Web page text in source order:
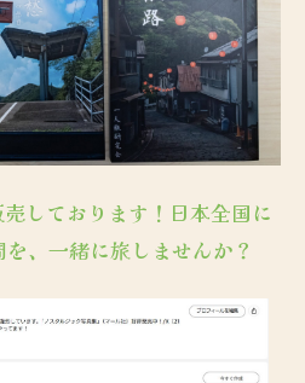
しております！日本全国に
、一緒に旅しませんか？